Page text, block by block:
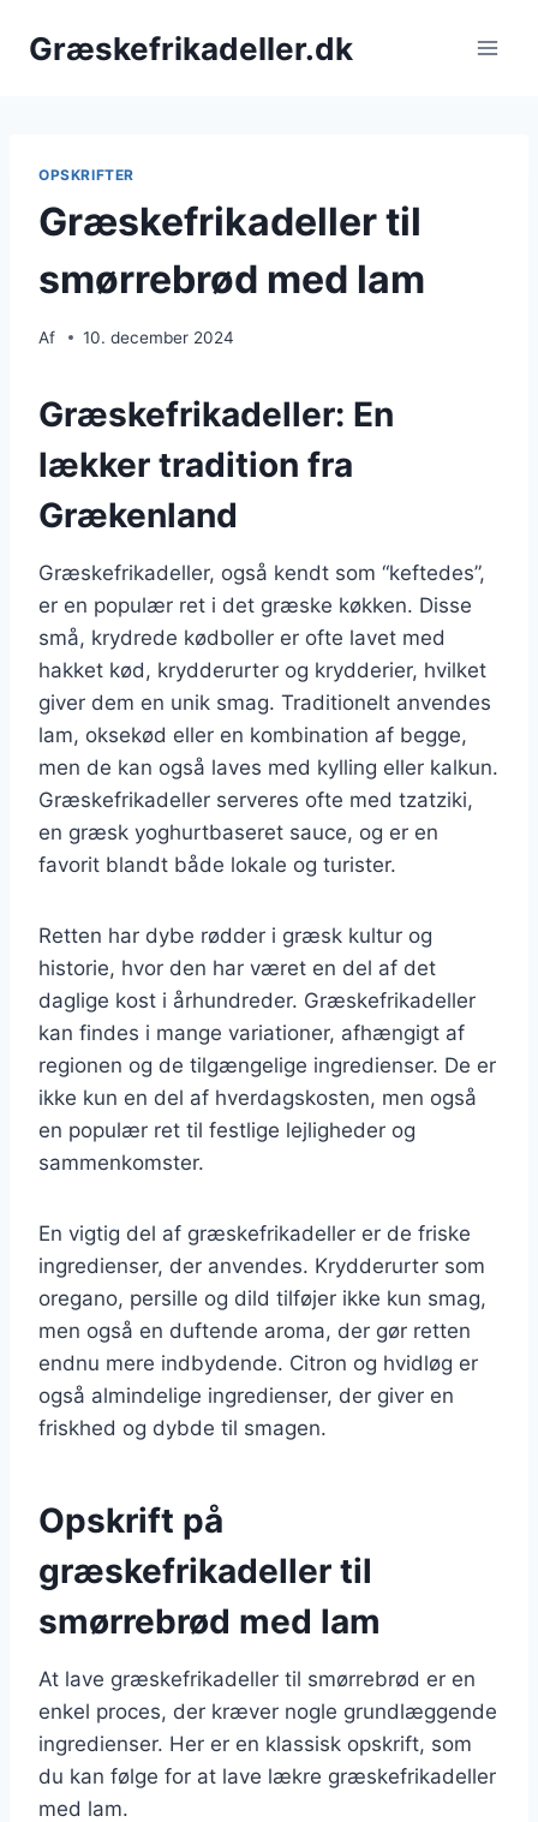
Græskefrikadeller.dk
OPSKRIFTER
Græskefrikadeller til
smørrebrød med lam
Af 10. december 2024
Græskefrikadeller: En
lækker tradition fra
Grækenland
Græskefrikadeller, også kendt som “keftedes”,
er en populær ret i det græske køkken. Disse
små, krydrede kødboller er ofte lavet med
hakket kød, krydderurter og krydderier, hvilket
giver dem en unik smag. Traditionelt anvendes
lam, oksekød eller en kombination af begge,
men de kan også laves med kylling eller kalkun.
Græskefrikadeller serveres ofte med tzatziki,
en græsk yoghurtbaseret sauce, og er en
favorit blandt både lokale og turister.
Retten har dybe rødder i græsk kultur og
historie, hvor den har været en del af det
daglige kost i århundreder. Græskefrikadeller
kan findes i mange variationer, afhængigt af
regionen og de tilgængelige ingredienser. De er
ikke kun en del af hverdagskosten, men også
en populær ret til festlige lejligheder og
sammenkomster.
En vigtig del af græskefrikadeller er de friske
ingredienser, der anvendes. Krydderurter som
oregano, persille og dild tilføjer ikke kun smag,
men også en duftende aroma, der gør retten
endnu mere indbydende. Citron og hvidløg er
også almindelige ingredienser, der giver en
friskhed og dybde til smagen.
Opskrift på
græskefrikadeller til
smørrebrød med lam
At lave græskefrikadeller til smørrebrød er en
enkel proces, der kræver nogle grundlæggende
ingredienser. Her er en klassisk opskrift, som
du kan følge for at lave lækre græskefrikadeller
med lam.